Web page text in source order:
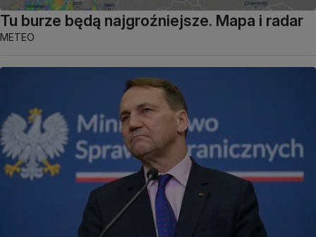
Tu burze będą najgroźniejsze. Mapa i radar
METEO